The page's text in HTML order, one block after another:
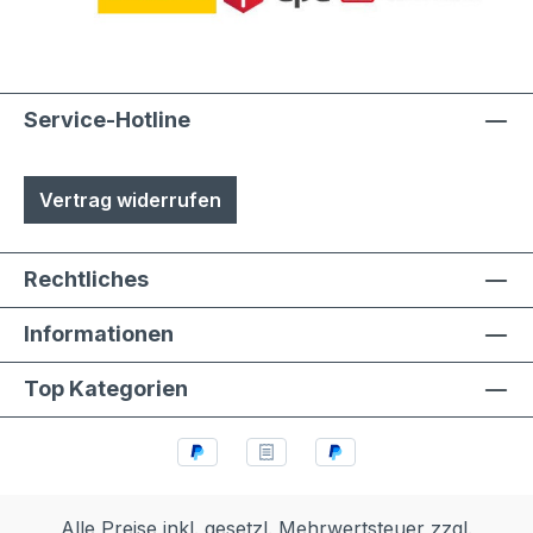
Service-Hotline
Vertrag widerrufen
Rechtliches
Informationen
Top Kategorien